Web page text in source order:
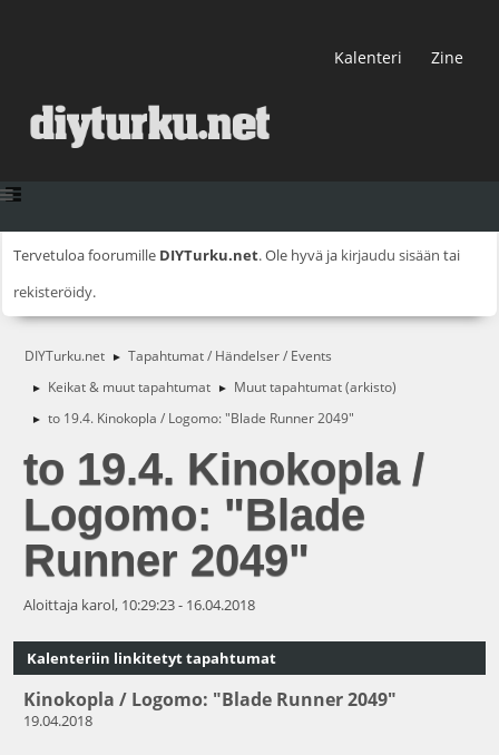
Kalenteri Zine
Tervetuloa foorumille DIYTurku.net. Ole hyvä ja kirjaudu sisään tai
rekisteröidy.
DIYTurku.net ► Tapahtumat / Händelser / Events
► Keikat & muut tapahtumat ► Muut tapahtumat (arkisto)
► to 19.4. Kinokopla / Logomo: "Blade Runner 2049"
to 19.4. Kinokopla /
Logomo: "Blade
Runner 2049"
Aloittaja karol, 10:29:23 - 16.04.2018
Kalenteriin linkitetyt tapahtumat
Kinokopla / Logomo: "Blade Runner 2049"
19.04.2018